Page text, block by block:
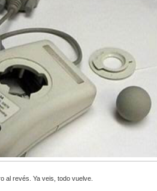
al revés. Ya veis, todo vuelve.